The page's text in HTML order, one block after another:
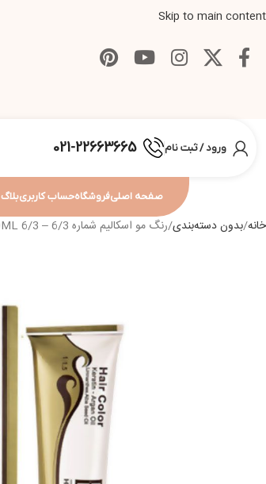
Skip to main content
ورود / ثبت نام 021-22663665
صفحه اصلیفروشگاهحساب کاربریبلاگ
خانه بدون دسته‌بندی رنگ مو اسکالیم شماره 6/3 – ESKALIM C.O HAIR COLOR 100ML 6/3